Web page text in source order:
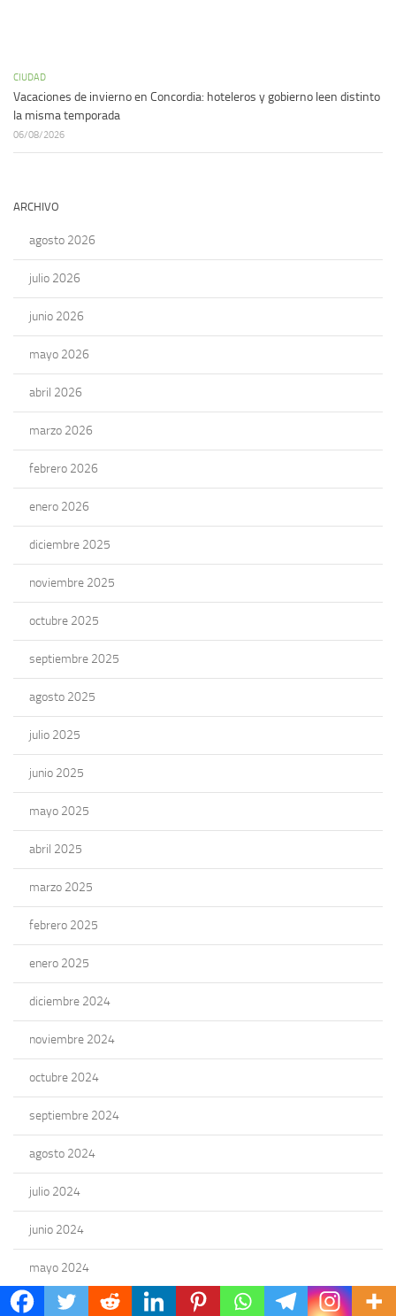
CIUDAD
Vacaciones de invierno en Concordia: hoteleros y gobierno leen distinto
la misma temporada
06/08/2026
ARCHIVO
agosto 2026
julio 2026
junio 2026
mayo 2026
abril 2026
marzo 2026
febrero 2026
enero 2026
diciembre 2025
noviembre 2025
octubre 2025
septiembre 2025
agosto 2025
julio 2025
junio 2025
mayo 2025
abril 2025
marzo 2025
febrero 2025
enero 2025
diciembre 2024
noviembre 2024
octubre 2024
septiembre 2024
agosto 2024
julio 2024
junio 2024
mayo 2024
abril 2024